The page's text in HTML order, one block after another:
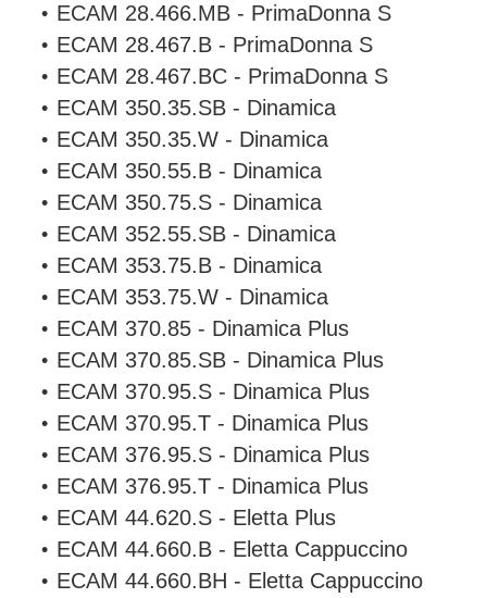
ECAM 28.466.MB - PrimaDonna S
ECAM 28.467.B - PrimaDonna S
ECAM 28.467.BC - PrimaDonna S
ECAM 350.35.SB - Dinamica
ECAM 350.35.W - Dinamica
ECAM 350.55.B - Dinamica
ECAM 350.75.S - Dinamica
ECAM 352.55.SB - Dinamica
ECAM 353.75.B - Dinamica
ECAM 353.75.W - Dinamica
ECAM 370.85 - Dinamica Plus
ECAM 370.85.SB - Dinamica Plus
ECAM 370.95.S - Dinamica Plus
ECAM 370.95.T - Dinamica Plus
ECAM 376.95.S - Dinamica Plus
ECAM 376.95.T - Dinamica Plus
ECAM 44.620.S - Eletta Plus
ECAM 44.660.B - Eletta Cappuccino
ECAM 44.660.BH - Eletta Cappuccino